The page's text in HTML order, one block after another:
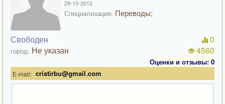
29-10-2012
Специализация: Переводы;
Свободен
город: Не указан
0
4560
Оценки и отзывы: 0
E-mail: cristirbu@gmail.com